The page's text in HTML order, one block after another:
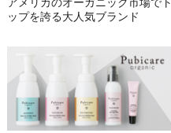
アメリカのオーガニック市場でト
ップを誇る大人気ブランド